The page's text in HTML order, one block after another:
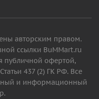
авторским правом.
ссылки BuMMart.ru
публичной офертой,
437 (2) ГК РФ. Все
и информационный